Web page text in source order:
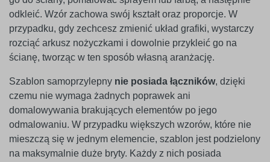
odkleić. Wzór zachowa swój kształt oraz proporcje. W
przypadku, gdy zechcesz zmienić układ grafiki, wystarczy
rozciąć arkusz nożyczkami i dowolnie przykleić go na
ścianę, tworząc w ten sposób własną aranżację.
Szablon samoprzylepny nie posiada łączników, dzięki
czemu nie wymaga żadnych poprawek ani
domalowywania brakujących elementów po jego
odmalowaniu. W przypadku większych wzorów, które nie
mieszczą się w jednym elemencie, szablon jest podzielony
na maksymalnie duże bryty. Każdy z nich posiada